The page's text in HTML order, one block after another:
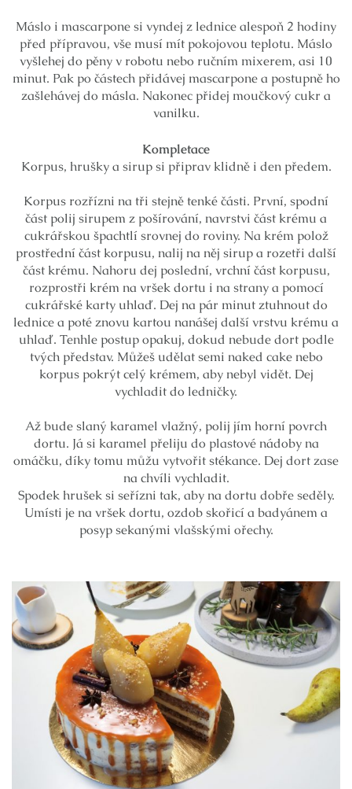
Máslo i mascarpone si vyndej z lednice alespoň 2 hodiny
před přípravou, vše musí mít pokojovou teplotu. Máslo
vyšlehej do pěny v robotu nebo ručním mixerem, asi 10
minut. Pak po částech přidávej mascarpone a postupně ho
zašlehávej do másla. Nakonec přidej moučkový cukr a
vanilku.
Kompletace
Korpus, hrušky a sirup si připrav klidně i den předem.
Korpus rozřízni na tři stejně tenké části. První, spodní
část polij sirupem z pošírování, navrstvi část krému a
cukrářskou špachtlí srovnej do roviny. Na krém polož
prostřední část korpusu, nalij na něj sirup a rozetři další
část krému. Nahoru dej poslední, vrchní část korpusu,
rozprostři krém na vršek dortu i na strany a pomocí
cukrářské karty uhlaď. Dej na pár minut ztuhnout do
lednice a poté znovu kartou nanášej další vrstvu krému a
uhlaď. Tenhle postup opakuj, dokud nebude dort podle
tvých představ. Můžeš udělat semi naked cake nebo
korpus pokrýt celý krémem, aby nebyl vidět. Dej
vychladit do ledničky.
Až bude slaný karamel vlažný, polij jím horní povrch
dortu. Já si karamel přeliju do plastové nádoby na
omáčku, díky tomu můžu vytvořit stékance. Dej dort zase
na chvíli vychladit.
Spodek hrušek si seřízni tak, aby na dortu dobře seděly.
Umísti je na vršek dortu, ozdob skořicí a badyánem a
posyp sekanými vlašskými ořechy.